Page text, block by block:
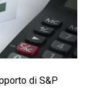
di S&P